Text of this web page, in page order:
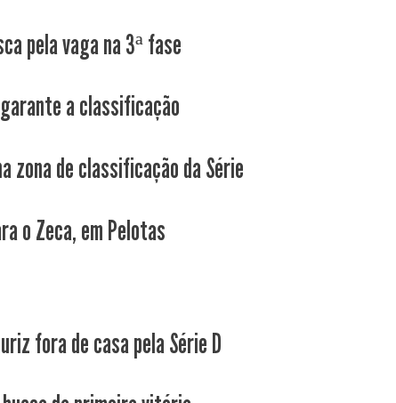
pela vaga na 3ª fase
a classificação
zona de classificação da Série
o Zeca, em Pelotas
fora de casa pela Série D